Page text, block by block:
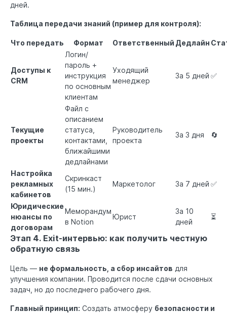
дней.
Таблица передачи знаний (пример для контроля):
Что передать Формат Ответственный Дедлайн
Доступы к
CRM
Логин/
пароль +
инструкция
по основным
клиентам
Уходящий
менеджер
За 5 дней ✅
Текущие
проекты
Файл с
описанием
статуса,
контактами,
ближайшими
дедлайнами
Руководитель
проекта
За 3 дня 🔄
Настройка
рекламных
кабинетов
Скринкаст
(15 мин.)
Маркетолог За 7 дней ✅
Юридические
нюансы по
договорам
Меморандум
в Notion
Юрист
За 10
дней
⏳
Этап 4. Exit-интервью: как получить честную
обратную связь
Цель — не формальность, а сбор инсайтов для
улучшения компании. Проводится после сдачи основных
задач, но до последнего рабочего дня.
Главный принцип: Создать атмосферу безопасности и